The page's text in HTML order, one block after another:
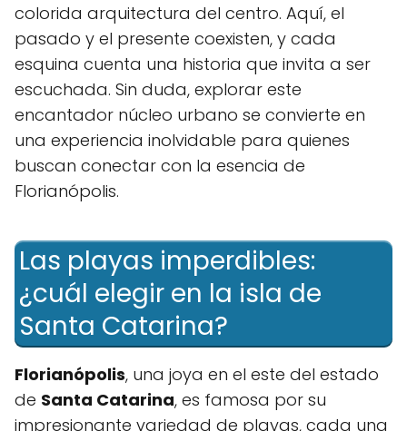
colorida‍ arquitectura del ⁤centro. Aquí, el
pasado y ⁣el presente ⁣coexisten, y cada
esquina‍ cuenta una historia que invita a ser
escuchada. Sin duda, explorar‌ este
encantador núcleo urbano se convierte en
una experiencia⁤ inolvidable ‍para⁤ quienes
buscan⁤ conectar con la esencia de
Florianópolis.
Las playas imperdibles:
¿cuál elegir en la isla de
Santa ‌Catarina?
Florianópolis, una ‌joya en el este del estado
de Santa Catarina, es famosa por su
impresionante variedad de‌ playas, cada una